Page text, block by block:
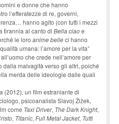
e donne che hanno
l’efferatezze di re, governi,
hanno agito (con tutti i mezzi
tirannia al canto di Bella ciaoe
le loro anime belleci hanno
umana: l’amore per la vita”
che crede nell’amore per
dalla malvagità verso gli altri, poiché
merda delle ideologie dalle quali
(2012), un film estraniante di
psicoanalista Slavoj Žižek,
come Taxi Driver, The Dark Knight,
, Titanic, Full Metal Jacket, Tutti